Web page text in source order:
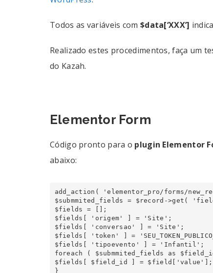
Todos as variáveis com $data[‘XXX’]
Realizado estes procedimentos, faça um
do Kazah.
Elementor Form
Código pronto para o plugin Elementor
abaixo:
add_action( 'elementor_pro/forms/
$submmited_fields = $record->get(
$fields = [];
$fields[ 'origem' ] = 'Site';
$fields[ 'conversao' ] = 'Site';
$fields[ 'token' ] =
$fields[ 'tipoevento' ] = 'Infantil';
foreach ( $submmited_fields as
$fields[ $field_id ] = $field['value'];
}